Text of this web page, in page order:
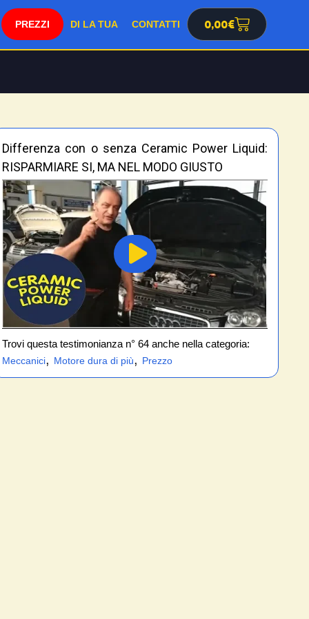
SHOP DI LA TUA CONTATTI 0,00€
Differenza con o senza Ceramic Power Liquid:
RISPARMIARE SI, MA NEL MODO GIUSTO
Trovi questa testimonianza n° 64 anche nella categoria:
Meccanici, Motore dura di più, Prezzo